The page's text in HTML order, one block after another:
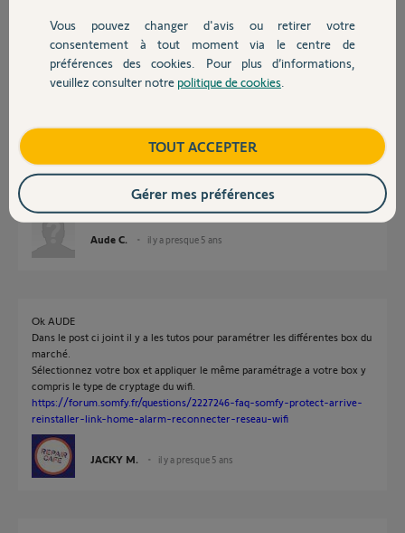
Devis avec un pro
Contact
bluetooth, et ensuite le smartphone communique ls informations du wifi
à la switch.
JACKY M. il y a presque 5 ans
Merci Jacky mais mon telephone a bien le bluetooth activé et ça ne
connecte mais c'est au moment de la connection wifi que cela plante...
Aude C. il y a presque 5 ans
Ok AUDE
Dans le post ci joint il y a les tutos pour paramétrer les différentes box du
marché.
Sélectionnez votre box et appliquer le même paramétrage a votre box y
compris le type de cryptage du wifi.
https://forum.somfy.fr/questions/2227246-faq-somfy-protect-arrive-
reinstaller-link-home-alarm-reconnecter-reseau-wifi
JACKY M. il y a presque 5 ans
Vous pouvez changer d'avis ou retirer votre
consentement à tout moment via le centre de
préférences des cookies. Pour plus d’informations,
veuillez consulter notre politique de cookies
TOUT ACCEPTER
Gérer mes préférences